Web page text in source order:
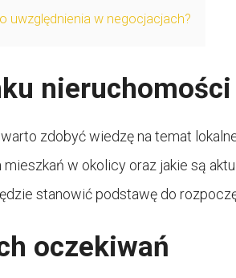
uwzględnienia w negocjacjach?
nieruchomości
zdobyć wiedzę na temat
w okolicy oraz jakie są
stanowić podstawę do
oczekiwań